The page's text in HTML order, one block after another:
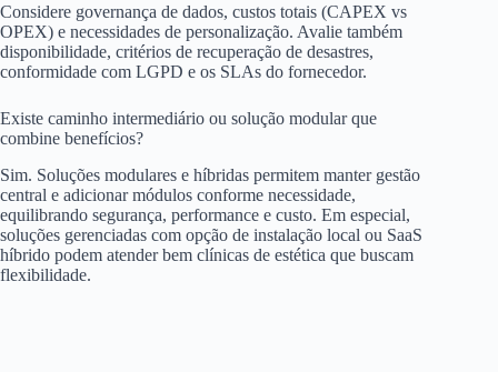
Considere governança de dados, custos totais (CAPEX vs
OPEX) e necessidades de personalização. Avalie também
disponibilidade, critérios de recuperação de desastres,
conformidade com LGPD e os SLAs do fornecedor.
Existe caminho intermediário ou solução modular que
combine benefícios?
Sim. Soluções modulares e híbridas permitem manter gestão
central e adicionar módulos conforme necessidade,
equilibrando segurança, performance e custo. Em especial,
soluções gerenciadas com opção de instalação local ou SaaS
híbrido podem atender bem clínicas de estética que buscam
flexibilidade.